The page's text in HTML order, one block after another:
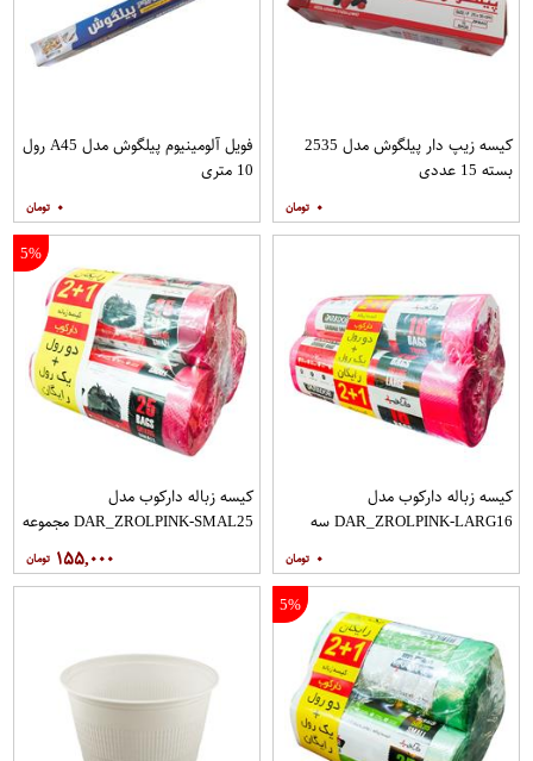
کیسه زیپ دار پیلگوش مدل 2535
بسته 15 عددی
۰
فویل آلومینیوم پیلگوش مدل A45 رول
10 متری
۰
کیسه زباله دارکوب مدل
DAR_ZROLPINK-LARG16 سه
۰
5%
کیسه زباله دارکوب مدل
DAR_ZROLPINK-SMAL25 مجموعه
۱۵۵,۰۰۰
5%